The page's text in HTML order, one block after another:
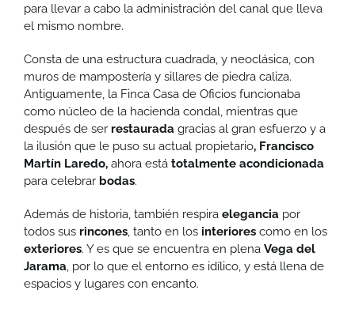
para llevar a cabo la administración del canal que lleva
el mismo nombre.
Consta de una estructura cuadrada, y neoclásica, con
muros de mampostería y sillares de piedra caliza.
Antiguamente, la Finca Casa de Oficios funcionaba
como núcleo de la hacienda condal, mientras que
después de ser restaurada gracias al gran esfuerzo y a
la ilusión que le puso su actual propietario, Francisco
Martín Laredo, ahora está totalmente acondicionada
para celebrar bodas.
Además de historia, también respira elegancia por
todos sus rincones, tanto en los interiores como en los
exteriores. Y es que se encuentra en plena Vega del
Jarama, por lo que el entorno es idílico, y está llena de
espacios y lugares con encanto.